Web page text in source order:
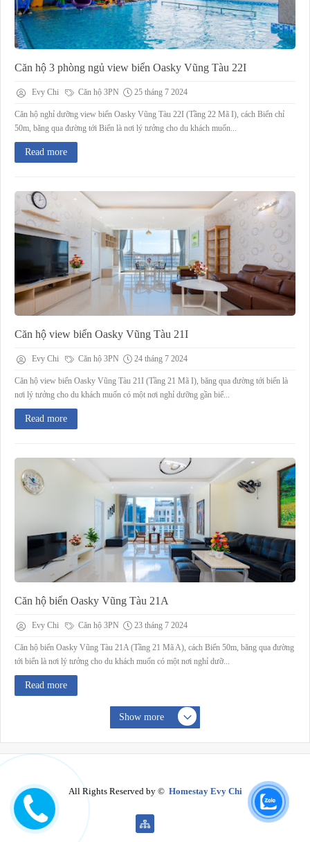
Căn hộ 3 phòng ngủ view biển Oasky Vũng Tàu 22I
Evy Chi Căn hộ 3PN 25 tháng 7 2024
Căn hộ nghỉ dưỡng view biển Oasky Vũng Tàu 22I (Tầng 22 Mã I), cách Biển chỉ
50m, băng qua đường tới Biển là nơi lý tưởng cho du khách muốn...
Read more
Căn hộ view biển Oasky Vũng Tàu 21I
Evy Chi Căn hộ 3PN 24 tháng 7 2024
Căn hộ view biển Oasky Vũng Tàu 21I (Tầng 21 Mã I), băng qua đường tới biển là
nơi lý tưởng cho du khách muốn có một nơi nghỉ dưỡng gần biể...
Read more
Căn hộ biển Oasky Vũng Tàu 21A
Evy Chi Căn hộ 3PN 23 tháng 7 2024
Căn hộ biển Oasky Vũng Tàu 21A (Tầng 21 Mã A), cách Biển 50m, băng qua đường
tới biển là nơi lý tưởng cho du khách muốn có một nơi nghỉ dưỡ...
Read more
Show more
All Rights Reserved by © Homestay Evy Chi